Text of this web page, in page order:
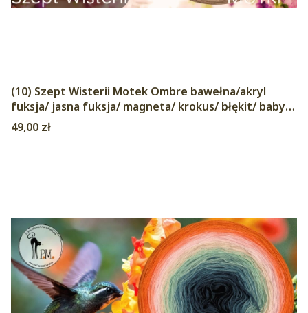
(10) Szept Wisterii Motek Ombre bawełna/akryl
fuksja/ jasna fuksja/ magneta/ krokus/ błękit/ baby
blue/ popielaty/ pudrowy beż/ ciepły beż/ glina
Cena
49,00 zł